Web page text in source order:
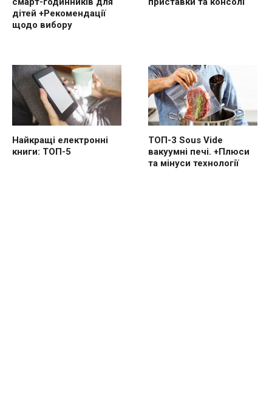
дітей +Рекомендації
щодо вибору
Найкращі електронні
книги: ТОП-5
ТОП-3 Sous Vide
вакуумні печі. +Плюси
та мінуси технології